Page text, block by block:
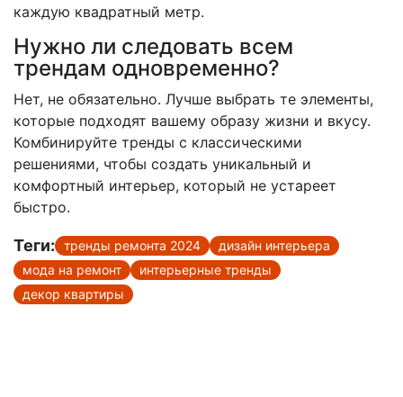
каждую квадратный метр.
Нужно ли следовать всем
трендам одновременно?
Нет, не обязательно. Лучше выбрать те элементы,
которые подходят вашему образу жизни и вкусу.
Комбинируйте тренды с классическими
решениями, чтобы создать уникальный и
комфортный интерьер, который не устареет
быстро.
Теги: тренды ремонта 2024
дизайн интерьера
мода на ремонт
интерьерные тренды
декор квартиры